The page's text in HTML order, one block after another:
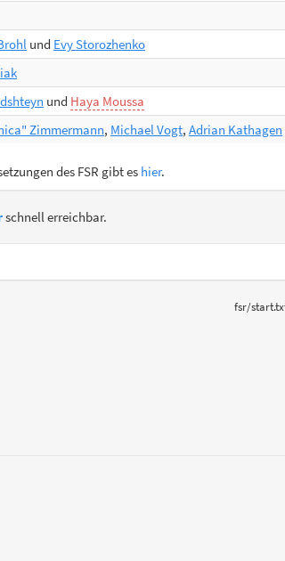
und Evy Storozhenko
und Haya Moussa
Zimmermann, Michael Vogt, Adrian Kathagen
des FSR gibt es hier.
schnell erreichbar.
fsr/